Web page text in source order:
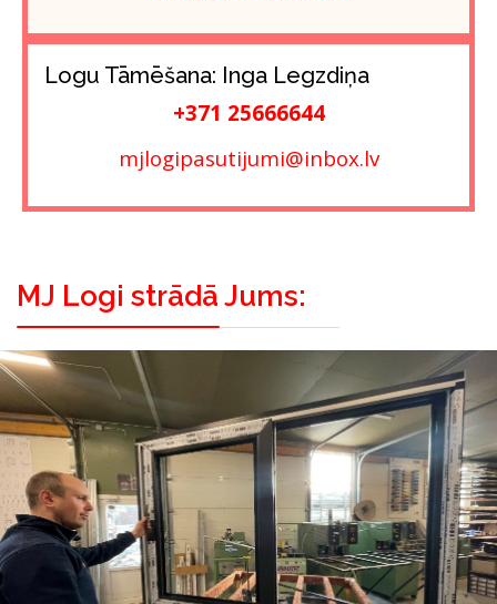
Logu Tāmēšana: Inga Legzdiņa
+371 25666644
mjlogipasutijumi@inbox.lv
MJ Logi strādā Jums: